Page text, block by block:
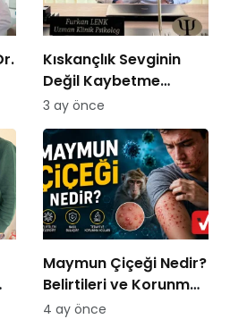
Kıskançlık Sevginin
Değil Kaybetme
Korkusunun
Göstergesidir: Uzman
Psikolog Açıkladı
3 ay önce
Maymun Çiçeği Nedir?
Belirtileri ve Korunma
Yolları 2026
4 ay önce